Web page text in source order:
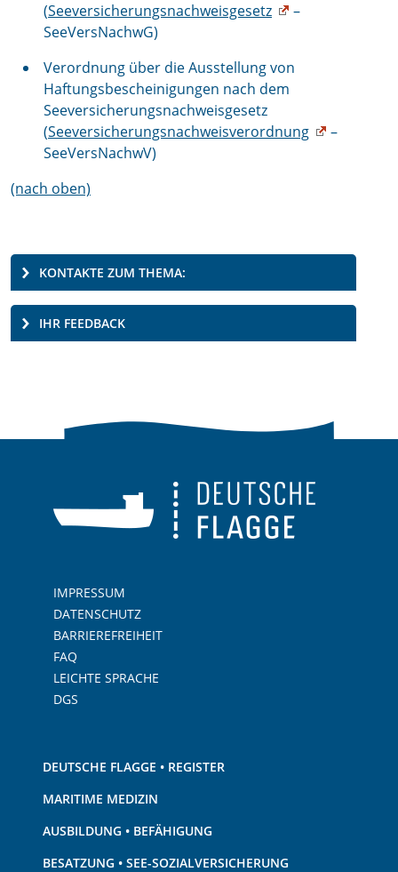
(Seeversicherungsnachweisgesetz
–
SeeVersNachwG)
Verordnung über die Ausstellung von
Haftungsbescheinigungen nach dem
Seeversicherungsnachweisgesetz
(Seeversicherungsnachweisverordnung
–
SeeVersNachwV)
(nach oben)
KONTAKTE ZUM THEMA:
IHR FEEDBACK
IMPRESSUM
DATENSCHUTZ
BARRIEREFREIHEIT
FAQ
LEICHTE SPRACHE
DGS
DEUTSCHE FLAGGE • REGISTER
MARITIME MEDIZIN
AUSBILDUNG • BEFÄHIGUNG
BESATZUNG • SEE-SOZIALVERSICHERUNG